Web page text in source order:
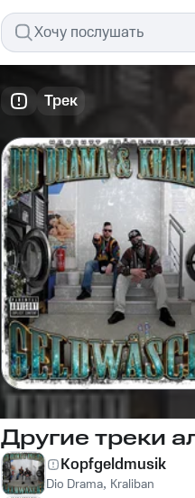
Трек
Другие треки
Kopfgeldmusik
Dio Drama, Kraliban